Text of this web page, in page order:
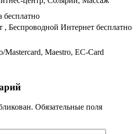
бесплатно
, Беспроводной Интернет бесплатно
Mastercard, Maestro, EC-Card
Обязательные поля